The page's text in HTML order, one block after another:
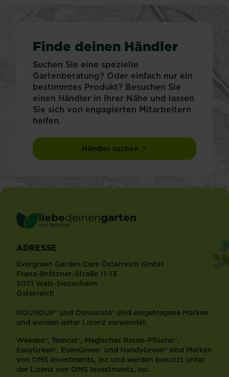
Finde deinen Händler
Suchen Sie eine spezielle
Gartenberatung? Oder einfach nur ein
bestimmtes Produkt? Besuchen Sie
einen Händler in Ihrer Nähe und lassen
Sie sich von engagierten Mitarbeitern
helfen.
Händler suchen
liebedeinengarten
von Substral ®
ADRESSE
Evergreen Garden Care Österreich GmbH
Franz-Brötzner-Straße 11-13
5071 Wals-Siezenheim
Österreich
ROUNDUP® und Osmocote® sind eingetragene Marken
und werden unter Lizenz verwendet.
Weedex®, Tomcat®, Magisches Rasen-Pflaster®,
EasyGreen®, EvenGreen® und HandyGreen® sind Marken
von OMS Investments, Inc und werden benutzt unter
der Lizenz von OMS Investments, Inc.